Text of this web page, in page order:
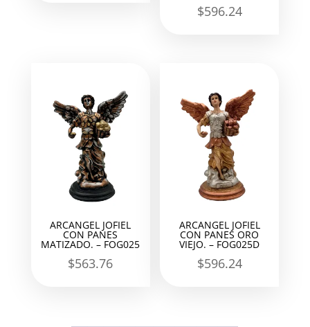
$596.24
ARCANGEL JOFIEL
CON PANES
MATIZADO. – FOG025
$563.76
ARCANGEL JOFIEL
CON PANES ORO
VIEJO. – FOG025D
$596.24